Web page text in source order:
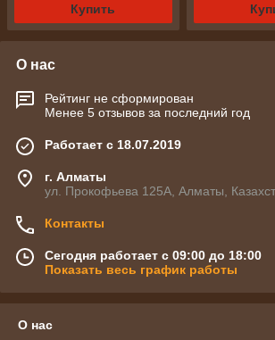
Купить
О нас
Рейтинг не сформирован
Менее 5 отзывов за последний год
Работает с 18.07.2019
г. Алматы
ул. Прокофьева 125А, Алматы,
Контакты
Сегодня работает с 09:00 до 18:00
Показать весь график работы
О нас